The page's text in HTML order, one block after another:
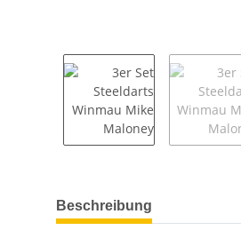
weitere Registerkarten anzeigen
Beschreibung